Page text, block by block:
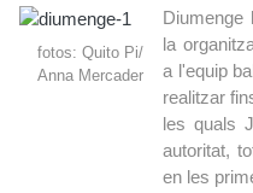
fotos: Quito Pi/
Anna Mercader
Diumenge
la
a l'equip
realitzar
les quals
autoritat,
en les